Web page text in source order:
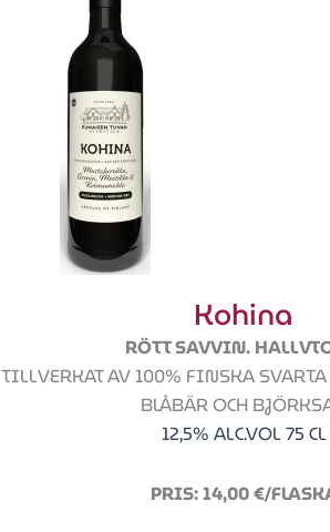
Kohina
RÖTT SAVVIN.
TILLVERKAT AV 100% FINSKA
BLÅBÄR OCH
12,5% ALC.VOL 75 CL
PRIS: 14,00 €/